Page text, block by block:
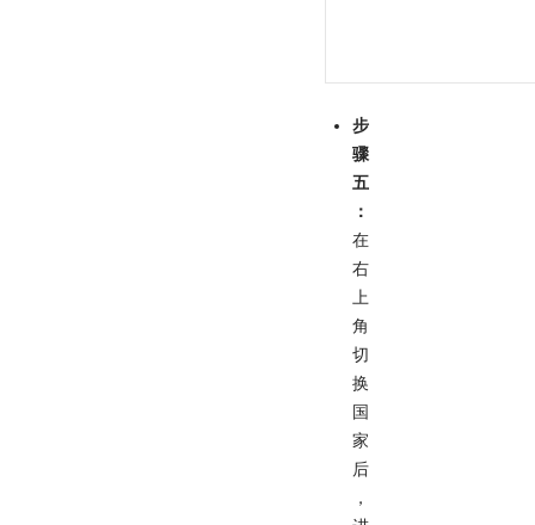
步
骤
五
：
在
右
上
角
切
换
国
家
后
，